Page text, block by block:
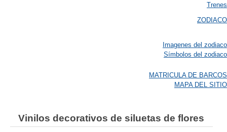
Trenes
ZODIACO
Imagenes del zodiaco
Símbolos del zodiaco
MATRICULA DE BARCOS
MAPA DEL SITIO
Vinilos decorativos de siluetas de flores